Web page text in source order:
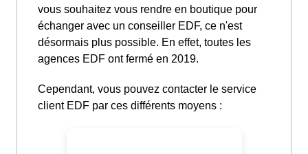
vous souhaitez vous rendre en boutique pour
échanger avec un conseiller EDF, ce n'est
désormais plus possible. En effet, toutes les
agences EDF ont fermé en 2019.
Cependant, vous pouvez contacter le service
client EDF par ces différents moyens :